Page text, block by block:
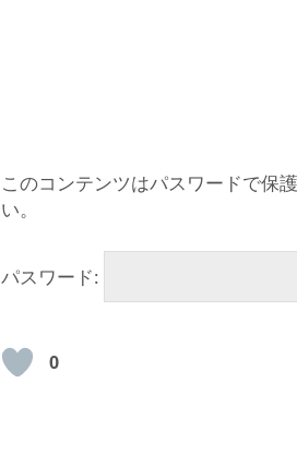
このコンテンツはパスワードで保
い。
パスワード:
0